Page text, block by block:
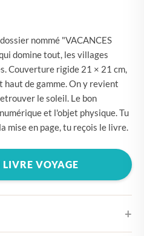
nommé "VACANCES
domine tout, les villages
Couverture rigide 21 × 21 cm,
haut de gamme. On y revient
le soleil. Le bon
et l'objet physique. Tu
mise en page, tu reçois le livre.
VOYAGE